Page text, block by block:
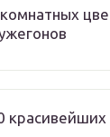
красивейших